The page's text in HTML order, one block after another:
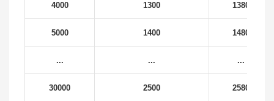
4000 1300 1380
5000 1400 1480
... ... ...
30000 2500 2580